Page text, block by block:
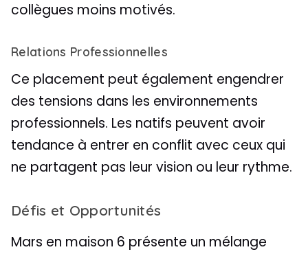
collègues moins motivés.
Relations Professionnelles
Ce placement peut également engendrer
des tensions dans les environnements
professionnels. Les natifs peuvent avoir
tendance à entrer en conflit avec ceux qui
ne partagent pas leur vision ou leur rythme.
Défis et Opportunités
Mars en maison 6 présente un mélange